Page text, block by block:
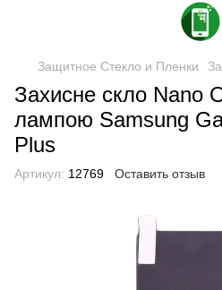
Защитное Стекло и Пленки
Захисне скло Nano
лампою Samsung
Plus
Артикул: 12769 Оставить отзыв